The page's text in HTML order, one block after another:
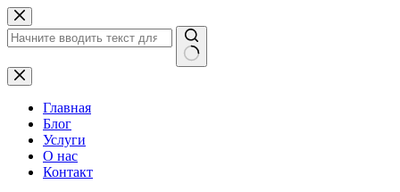
Перейти
к
сути
Ничего
не
найденоГлавная
Блог
Услуги
О нас
Контакт